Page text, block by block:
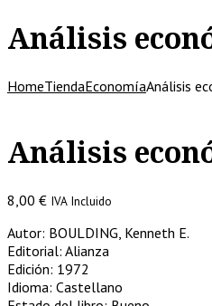
Análisis
HomeTiendaEconomíaAnálisis
Análisis
8,00 € IVA Incluido
Autor: BOULDING, Kenneth E.
Editorial: Alianza
Edición: 1972
Idioma: Castellano